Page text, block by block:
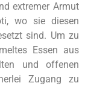
extremer Armut
wo sie diesen
sind. Um zu
Essen aus
und offenen
Zugang zu